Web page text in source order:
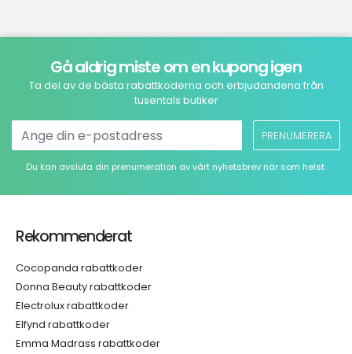
Gå aldrig miste om en kupong igen
Ta del av de bästa rabattkoderna och erbjudandena från
tusentals butiker
PRENUMERERA
Du kan avsluta din prenumeration av vårt nyhetsbrev när som helst.
Rekommenderat
Cocopanda rabattkoder
Donna Beauty rabattkoder
Electrolux rabattkoder
Elfynd rabattkoder
Emma Madrass rabattkoder